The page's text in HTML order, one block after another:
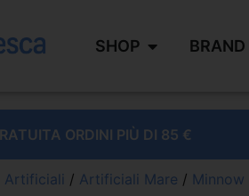
SHOP BRAND
ORDINI PIÙ DI 85 €
Artificiali / Artificiali Mare / Minnow